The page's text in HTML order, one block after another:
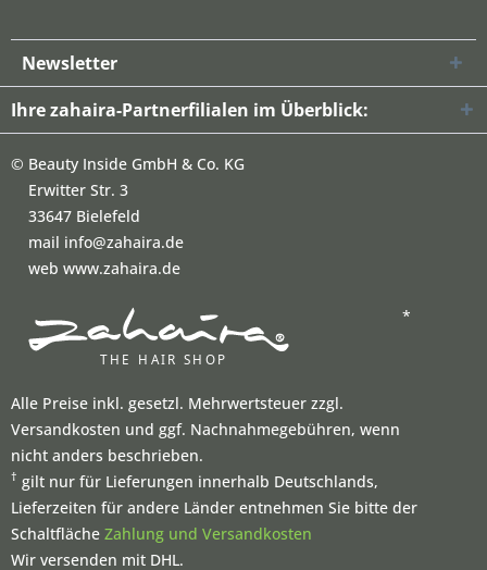
Newsletter
Ihre zahaira-Partnerfilialen im Überblick:
© Beauty Inside GmbH & Co. KG
Erwitter Str. 3
33647 Bielefeld
mail info@zahaira.de
web www.zahaira.de
*
Alle Preise inkl. gesetzl. Mehrwertsteuer zzgl.
Versandkosten und ggf. Nachnahmegebühren, wenn
nicht anders beschrieben.
† gilt nur für Lieferungen innerhalb Deutschlands,
Lieferzeiten für andere Länder entnehmen Sie bitte der
Schaltfläche Zahlung und Versandkosten
Wir versenden mit DHL.